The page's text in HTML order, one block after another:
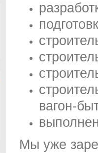
вагон-
Мы уже